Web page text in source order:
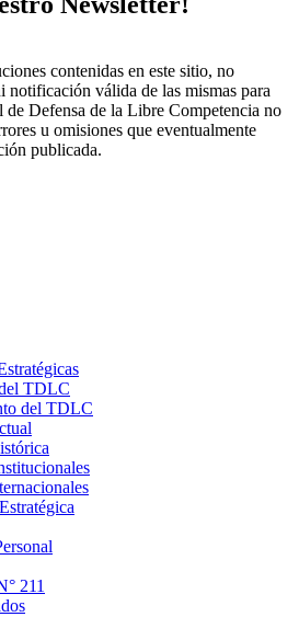
contenidas en este sitio, no
válida de las mismas para
de Defensa de la Libre Competencia no
u omisiones que eventualmente
publicada.
TDLC
del TDLC
211